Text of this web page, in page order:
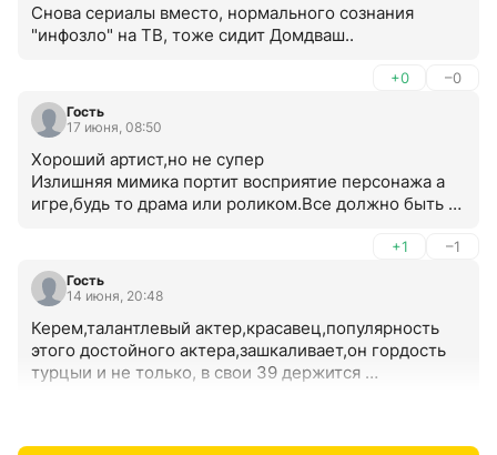
Снова сериалы вместо, нормального сознания
"инфозло" на ТВ, тоже сидит Домдваш..
+0 –0
Гость
17 июня, 08:50
Хороший артист,но не супер
Излишняя мимика портит восприятие персонажа а
игре,будь то драма или роликом.Все должно быть в
жизни,хотя в него с этим видимо не всё
получается.Как говорят: полюби другого чуть
+1 –1
Гость
14 июня, 20:48
Керем,талантлевый актер,красавец,популярность
этого достойного актера,зашкаливает,он гордость
турцыи и не только, в свои 39 держится